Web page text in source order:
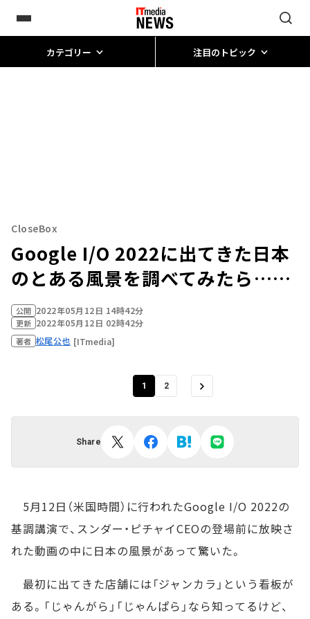
カテゴリー 注目のトピック
CloseBox
Google I/O 2022に出てきた日本
のとある風景を調べてみたら……
公開 2022年05月12日 14時42分
更新 2022年05月12日 02時42分
著者 松尾公也 [ITmedia]
1 2
Share
5月12日（米国時間）に行われたGoogle I/O 2022の
基調講演で、スンダー・ピチャイCEOの登場前に放映さ
れた動画の中に日本の風景があって驚いた。
最初に出てきた店舗には「ジャンカラ」という看板が
ある。「じゃんがら」「じゃんぱら」なら知ってるけど、